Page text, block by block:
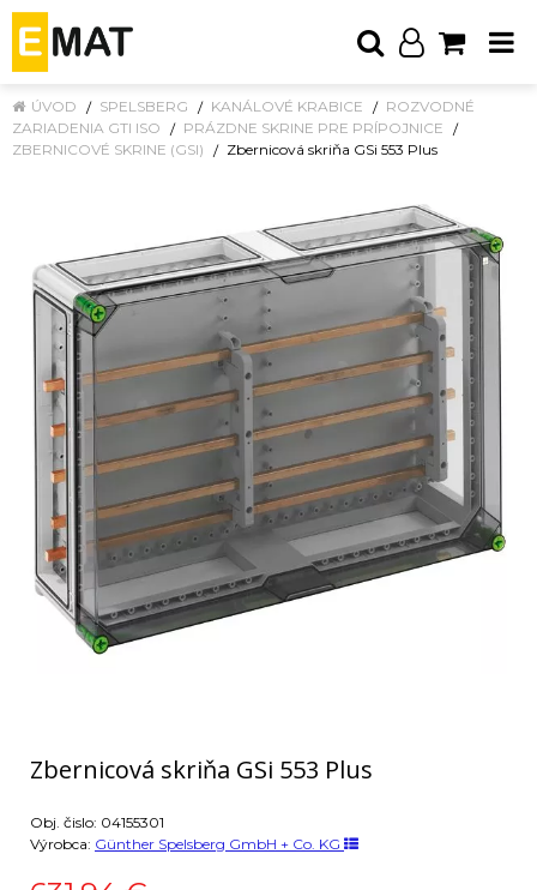
ÚVOD SPELSBERG KANÁLOVÉ KRABICE
ROZVODNÉ
ZARIADENIA GTI ISO
PRÁZDNE SKRINE PRE PRÍPOJNICE
ZBERNICOVÉ SKRINE (GSI)
Zbernicová skriňa GSi 553 Plus
Zbernicová skriňa GSi 553 Plus
Obj. čislo: 04155301
Výrobca: Günther Spelsberg GmbH + Co. KG